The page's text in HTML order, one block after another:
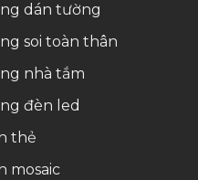
dán tường
soi toàn thân
nhà tắm
đèn led
thẻ
mosaic